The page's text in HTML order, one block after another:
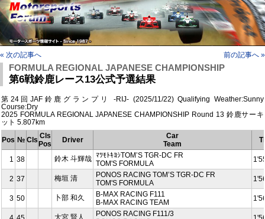
« 次の記事へ 前の記事へ »
FORMULA REGIONAL JAPANESE CHAMPIONSHIP
第6戦鈴鹿レース13公式予選結果
第24回JAF鈴鹿グランプリ -RIJ- (2025/11/22) Qualifying Weather:Sunny
Course:Dry
2025 FORMULA REGIONAL JAPANESE CHAMPIONSHIP Round 13 鈴鹿サーキ
ット 5.807km
Pos № Cls Cls
Pos
Driver
Car
Team
1 38 鈴木 斗輝哉 ﾏﾂﾓﾄｷﾖｼTOM’S TGR-DC FR
TOM'S FORMULA
2 37 梅垣 清
PONOS RACING TOM’S TGR-DC FR
TOM'S FORMULA
3 50 卜部 和久
B-MAX RACING F111
B-MAX RACING TEAM
大宮 賢人
PONOS RACING F111/3